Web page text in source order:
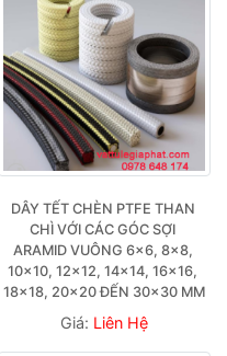
DÂY TẾT CHÈN PTFE THAN
CHÌ VỚI CÁC GÓC SỢI
ARAMID VUÔNG 6×6, 8×8,
10×10, 12×12, 14×14, 16×16,
18×18, 20×20 ĐẾN 30×30 MM
Giá: Liên Hệ